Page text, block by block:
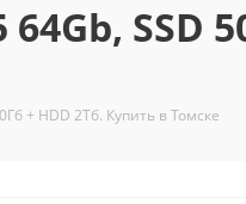
SSD
+ HDD 2Тб. Купить в Томске